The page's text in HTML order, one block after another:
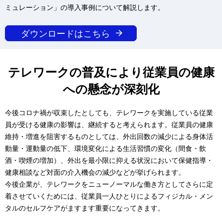
ミュレーション」の導入事例について解説します。
ダウンロードはこちら
テレワークの普及により従業員の健康
への懸念が深刻化
今後コロナ禍が収束したとしても、テレワークを実施している従業
員が受ける健康の影響は、継続すると考えられます。従業員の健康
維持・増進を阻害するものとしては、外出回数の減少による身体活
動量・運動量の低下、環境変化による生活習慣の変化（間食・飲
酒・喫煙の増加）、外出を最小限に抑える状況において保健指導・
健康相談など対面の介入機会の減少などが挙げられます。
今後企業が、テレワークをニューノーマルな働き方としてさらに定
着させていくためには、従業員一人ひとりによるフィジカル・メン
タルのセルフケアがますます重要になってきます。